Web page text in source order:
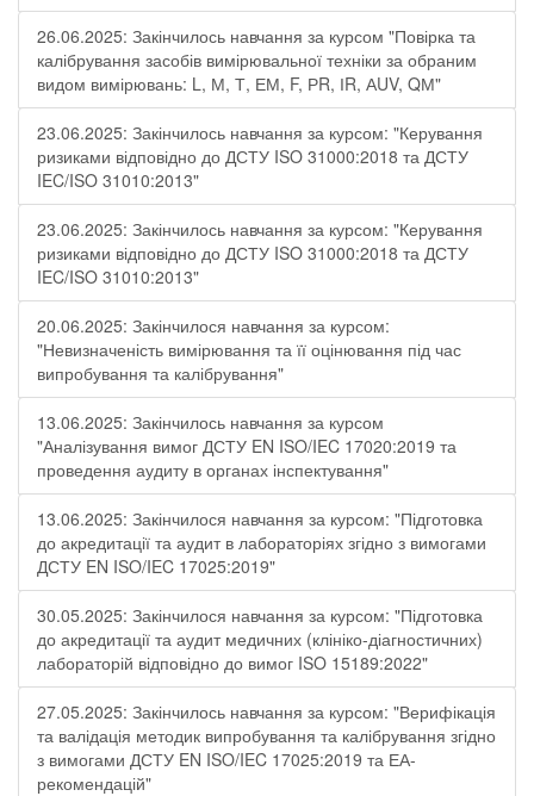
26.06.2025: Закінчилось навчання за курсом "Повірка та
калібрування засобів вимірювальної техніки за обраним
видом вимірювань: L, М, Т, ЕМ, F, РR, ІR, АUV, QМ"
23.06.2025: Закінчилось навчання за курсом: "Керування
ризиками відповідно до ДСТУ ISO 31000:2018 та ДСТУ
IEC/ISO 31010:2013"
23.06.2025: Закінчилось навчання за курсом: "Керування
ризиками відповідно до ДСТУ ISO 31000:2018 та ДСТУ
IEC/ISO 31010:2013"
20.06.2025: Закінчилося навчання за курсом:
"Невизначеність вимірювання та її оцінювання під час
випробування та калібрування"
13.06.2025: Закінчилось навчання за курсом
"Аналізування вимог ДСТУ EN ISO/IEC 17020:2019 та
проведення аудиту в органах інспектування"
13.06.2025: Закінчилося навчання за курсом: "Підготовка
до акредитації та аудит в лабораторіях згідно з вимогами
ДСТУ EN ISO/IEC 17025:2019"
30.05.2025: Закінчилося навчання за курсом: "Підготовка
до акредитації та аудит медичних (клініко-діагностичних)
лабораторій відповідно до вимог ISO 15189:2022"
27.05.2025: Закінчилось навчання за курсом: "Верифікація
та валідація методик випробування та калібрування згідно
з вимогами ДСТУ EN ISO/IEC 17025:2019 та ЕА-
рекомендацій"